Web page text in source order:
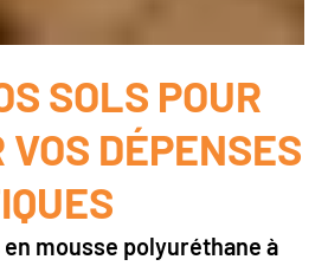
mousse polyuréthane à
SOLS POUR
VOS DÉPENSES